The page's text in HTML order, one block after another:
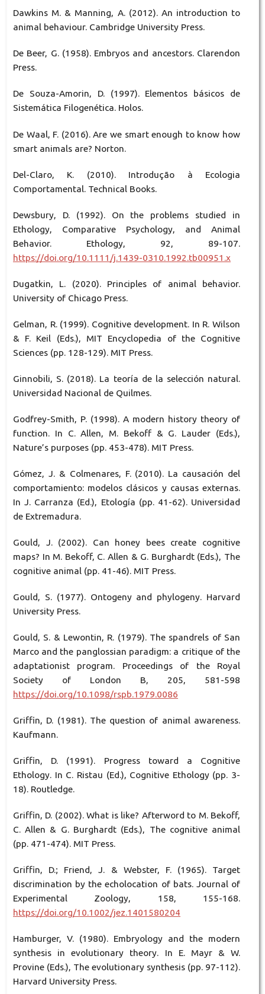
Dawkins M. & Manning, A. (2012). An introduction to
animal behaviour. Cambridge University Press.
De Beer, G. (1958). Embryos and ancestors. Clarendon
Press.
De Souza-Amorin, D. (1997). Elementos básicos de
Sistemática Filogenética. Holos.
De Waal, F. (2016). Are we smart enough to know how
smart animals are? Norton.
Del-Claro, K. (2010). Introdução à Ecologia
Comportamental. Technical Books.
Dewsbury, D. (1992). On the problems studied in
Ethology, Comparative Psychology, and Animal
Behavior. Ethology, 92, 89-107.
https://doi.org/10.1111/j.1439-0310.1992.tb00951.x
Dugatkin, L. (2020). Principles of animal behavior.
University of Chicago Press.
Gelman, R. (1999). Cognitive development. In R. Wilson
& F. Keil (Eds.), MIT Encyclopedia of the Cognitive
Sciences (pp. 128-129). MIT Press.
Ginnobili, S. (2018). La teoría de la selección natural.
Universidad Nacional de Quilmes.
Godfrey-Smith, P. (1998). A modern history theory of
function. In C. Allen, M. Bekoff & G. Lauder (Eds.),
Nature’s purposes (pp. 453-478). MIT Press.
Gómez, J. & Colmenares, F. (2010). La causación del
comportamiento: modelos clásicos y causas externas.
In J. Carranza (Ed.), Etología (pp. 41-62). Universidad
de Extremadura.
Gould, J. (2002). Can honey bees create cognitive
maps? In M. Bekoff, C. Allen & G. Burghardt (Eds.), The
cognitive animal (pp. 41-46). MIT Press.
Gould, S. (1977). Ontogeny and phylogeny. Harvard
University Press.
Gould, S. & Lewontin, R. (1979). The spandrels of San
Marco and the panglossian paradigm: a critique of the
adaptationist program. Proceedings of the Royal
Society of London B, 205, 581-598
https://doi.org/10.1098/rspb.1979.0086
Griffin, D. (1981). The question of animal awareness.
Kaufmann.
Griffin, D. (1991). Progress toward a Cognitive
Ethology. In C. Ristau (Ed.), Cognitive Ethology (pp. 3-
18). Routledge.
Griffin, D. (2002). What is like? Afterword to M. Bekoff,
C. Allen & G. Burghardt (Eds.), The cognitive animal
(pp. 471-474). MIT Press.
Griffin, D.; Friend, J. & Webster, F. (1965). Target
discrimination by the echolocation of bats. Journal of
Experimental Zoology, 158, 155-168.
https://doi.org/10.1002/jez.1401580204
Hamburger, V. (1980). Embryology and the modern
synthesis in evolutionary theory. In E. Mayr & W.
Provine (Eds.), The evolutionary synthesis (pp. 97-112).
Harvard University Press.